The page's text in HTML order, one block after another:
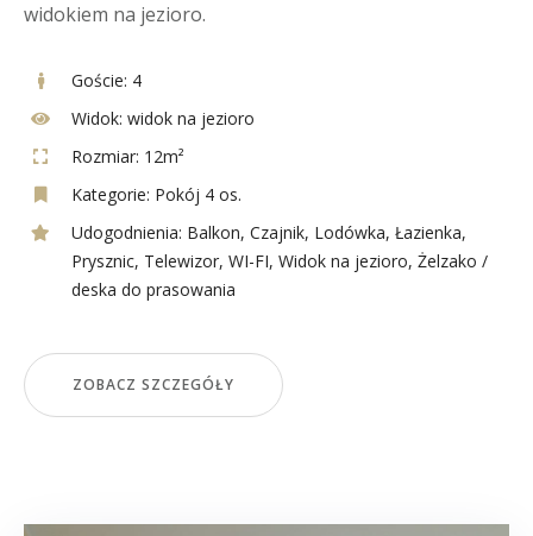
widokiem na jezioro.
Goście: 4
Widok: widok na jezioro
Rozmiar: 12m²
Kategorie: Pokój 4 os.
Udogodnienia: Balkon, Czajnik, Lodówka, Łazienka,
Prysznic, Telewizor, WI-FI, Widok na jezioro, Żelzako /
deska do prasowania
ZOBACZ SZCZEGÓŁY